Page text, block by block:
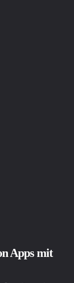
Apps mit